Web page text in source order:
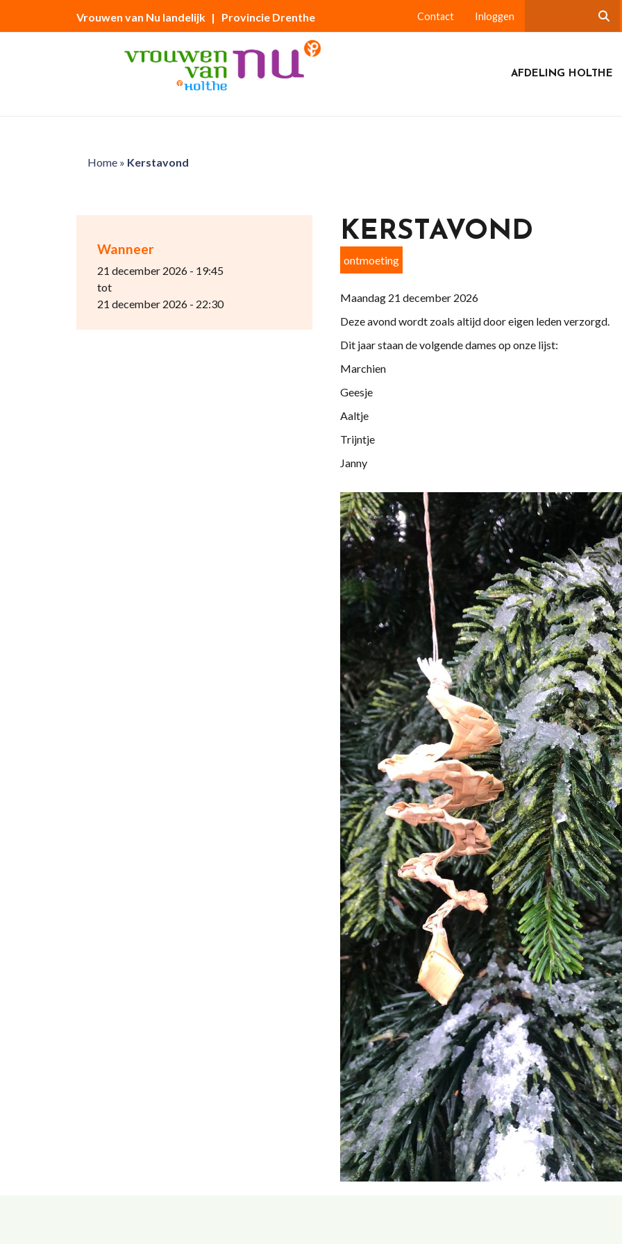
Vrouwen van Nu landelijk | Provincie Drenthe Contact Inloggen
AFDELING HOLTHE
Home» Kerstavond
Wanneer
21 december 2026 - 19:45
tot
21 december 2026 - 22:30
KERSTAVOND
ontmoeting
Maandag 21 december 2026
Deze avond wordt zoals altijd door eigen leden
Dit jaar staan de volgende dames op onze lijst:
Marchien
Geesje
Aaltje
Trijntje
Janny